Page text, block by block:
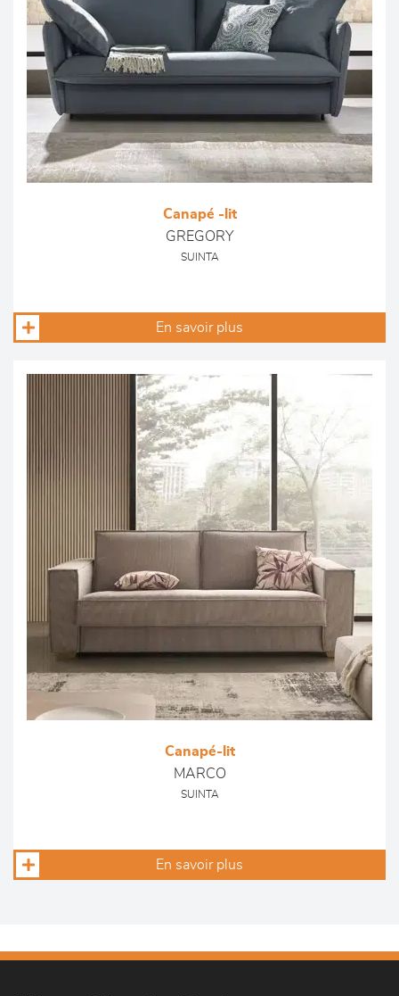
Canapé -lit
GREGORY
SUINTA
En savoir plus
Canapé-lit
MARCO
SUINTA
En savoir plus